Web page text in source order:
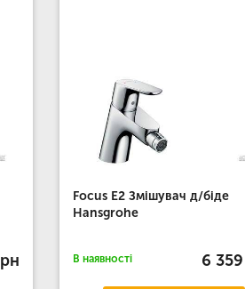
Focus E2 Змішувач д/біде
Hansgrohe
В наявності 6